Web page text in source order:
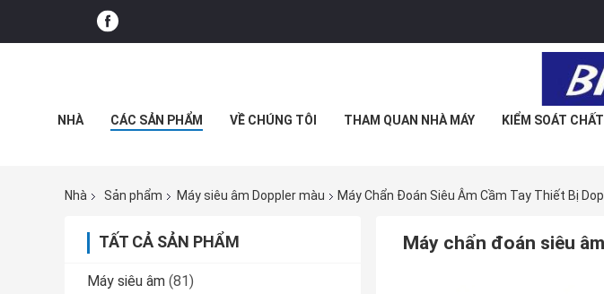
NHÀ CÁC SẢN PHẨM VỀ CHÚNG TÔI THAM QUAN NHÀ MÁY KIỂM SOÁT
Nhà Sản phẩm Máy siêu âm Doppler màu Máy Chẩn Đoán Siêu Âm Cầm Tay Thiết Bị
TẤT CẢ SẢN PHẨM
Máy siêu âm (81)
Máy chẩn đoán siêu